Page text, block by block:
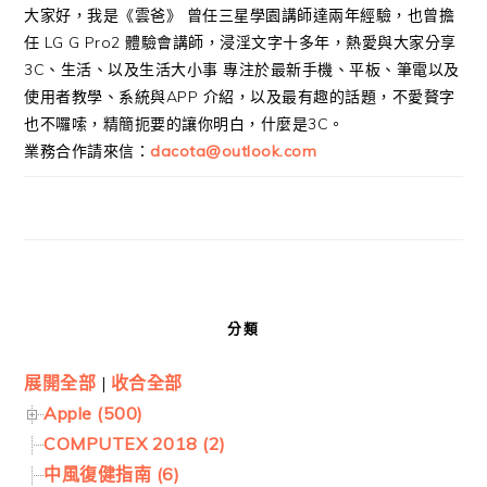
大家好，我是《雲爸》 曾任三星學園講師達兩年經驗，也曾擔
任 LG G Pro2 體驗會講師，浸淫文字十多年，熱愛與大家分享
3C、生活、以及生活大小事 專注於最新手機、平板、筆電以及
使用者教學、系統與APP 介紹，以及最有趣的話題，不愛贅字
也不囉嗦，精簡扼要的讓你明白，什麼是3C。
業務合作請來信： dacota@outlook.com
分類
展開全部 | 收合全部
Apple (500)
COMPUTEX 2018 (2)
中風復健指南 (6)